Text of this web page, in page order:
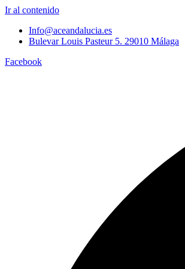
Ir al contenido
Info@aceandalucia.es
Bulevar Louis Pasteur 5. 29010 Málaga
Facebook